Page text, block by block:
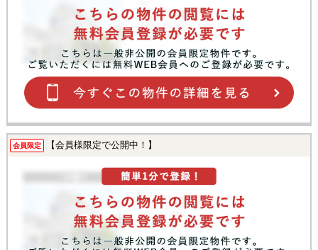
会員限定 【会員様限定で公開中！】